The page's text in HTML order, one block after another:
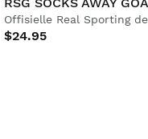
RSG SOCKS AWAY
$24.95